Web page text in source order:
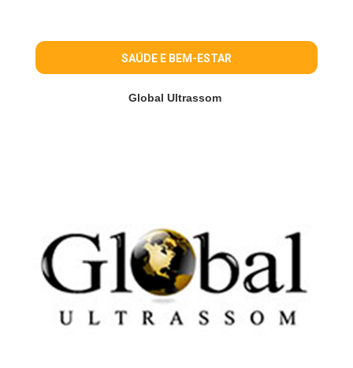
SAÚDE E BEM-ESTAR
Global Ultrassom